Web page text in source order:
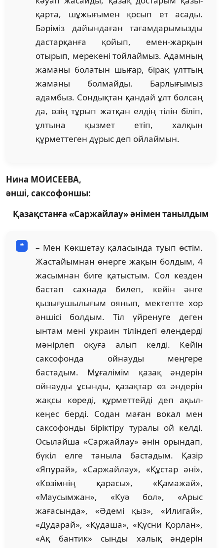
қарта, шұжығымен қосып ет асады.
Бәріміз дайын­даған тағамдарымызды
дастарқанға қойып, емен-жар­қын
отырып, мерекені тойлаймыз. Адамның
жаманы бо­латын шығар, бірақ ұлттың
жаманы болмайды. Бар­лы­ғымыз
адамбыз. Сондықтан қандай ұлт болсаң
да, өзің тұ­рып жатқан елдің тілін біліп,
ұлтына қызмет етіп, хал­қын
құрметтеген дұрыс деп ойлаймын.
Нина МОИСЕЕВА,
әнші, саксофоншы:
Қазақстанға «Саржайлау» әнімен танылдым
– Мен Көкшетау қала­сын­да туып өстім.
Жас­тайым­нан өнерге жақын бол­дым, 4
жасымнан биге қа­тыстым. Сол кезден
бас­тап сахнада билеп, кейін әнге
қызығушылығым оя­нып, мектепте хор
әншісі болдым. Тіл үйренуге деген
ынтам мені украин тіліндегі өлеңдерді
мәнірлеп оқуға алып келді. Кейін
саксофонда ойнауды меңгере
бастадым. Мұғалімім қазақ әндерін
ойнауды ұсынды, қазақтар өз әндерін
жақсы көреді, құрметтейді деп ақыл-
кеңес берді. Содан маған вокал мен
саксофонды біріктіру туралы ой келді.
Осылайша «Саржайлау» әнін орындап,
бүкіл елге таныла бастадым. Қазір
«Япурай», «Саржайлау», «Құстар әні»,
«Көзімнің қарасы», «Қамажай»,
«Маусымжан», «Куә бол», «Арыс
жағасында», «Әдемі қыз», «Илигай»,
«Дударай», «Құдаша», «Құсни Қорлан»,
«Ақ бантик» сынды халық әндерін